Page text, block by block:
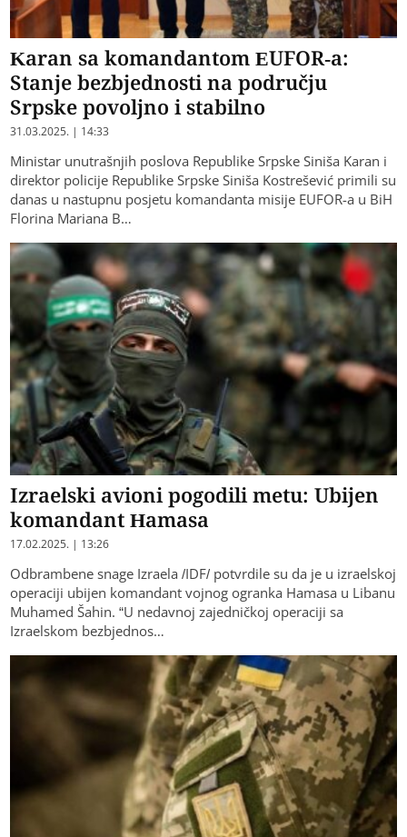
Karan sa komandantom EUFOR-a:
Stanje bezbjednosti na području
Srpske povoljno i stabilno
31.03.2025. | 14:33
Ministar unutrašnjih poslova Republike Srpske Siniša Karan i
direktor policije Republike Srpske Siniša Kostrešević primili su
danas u nastupnu posjetu komandanta misije EUFOR-a u BiH
Florina Mariana B…
Izraelski avioni pogodili metu: Ubijen
komandant Hamasa
17.02.2025. | 13:26
Odbrambene snage Izraela /IDF/ potvrdile su da je u izraelskoj
operaciji ubijen komandant vojnog ogranka Hamasa u Libanu
Muhamed Šahin. “U nedavnoj zajedničkoj operaciji sa
Izraelskom bezbjednos…